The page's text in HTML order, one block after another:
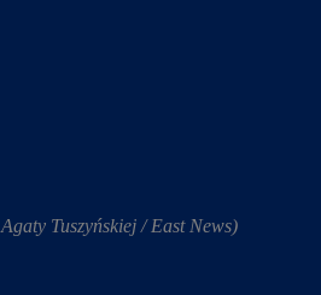
Tuszyńskiej / East News)